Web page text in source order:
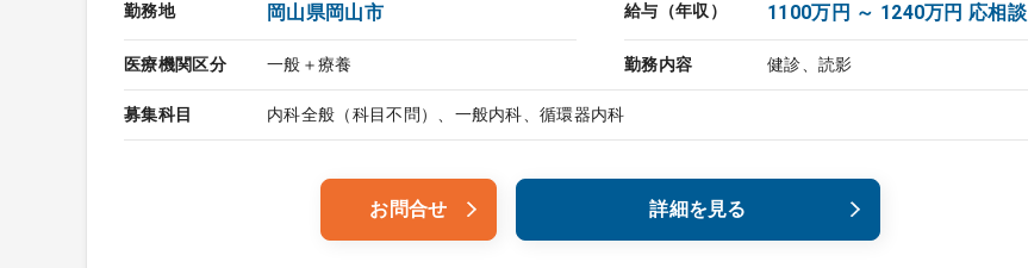
勤務地 岡山県岡山市 給与（年収） 1100万円 ～ 1240万円 応相談
医療機関区分 一般＋療養 勤務内容 健診、読影
募集科目 内科全般（科目不問）、一般内科、循環器内科
お問合せ 詳細を見る